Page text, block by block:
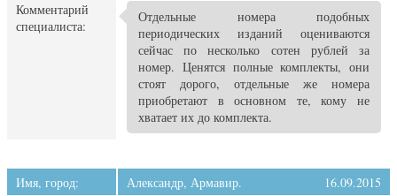
Комментарий
специалиста:
Отдельные номера подобных
периодических изданий оцениваются
сейчас по несколько сотен рублей за
номер. Ценятся полные комплекты, они
стоят дорого, отдельные же номера
приобретают в основном те, кому не
хватает их до комплекта.
Имя, город: Александр, Армавир.
16.09.2015